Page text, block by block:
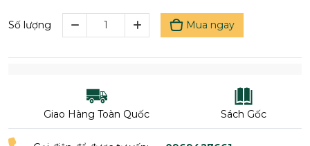
Số lượng Mua ngay
Giao Hàng Toàn Quốc Sách Gốc